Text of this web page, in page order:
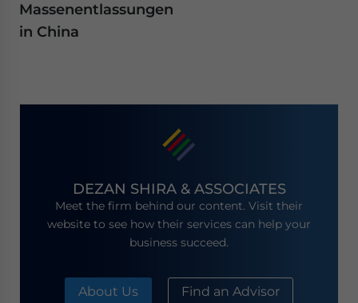
Massenentlassungen
in China
DEZAN SHIRA & ASSOCIATES
Meet the firm behind our content. Visit their
website to see how their services can help your
business succeed.
About Us Find an Advisor